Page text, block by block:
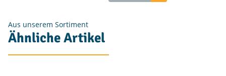
Aus unserem Sortiment
Ähnliche Artikel